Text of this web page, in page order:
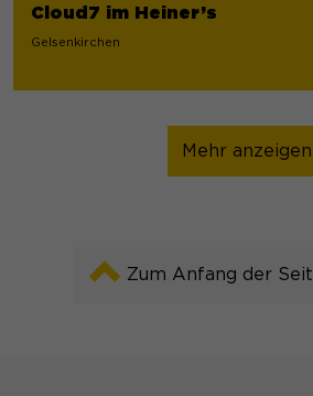
Cloud7 im Heiner’s
Gelsenkirchen
Mehr anzeigen
Zum Anfang der